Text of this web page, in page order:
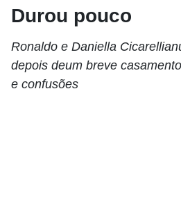
Durou pouco
Ronaldo e Daniella
depois deum breve
e confusões